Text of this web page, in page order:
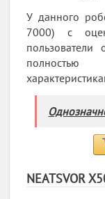
У данного
7000) с
пользователи
полностью
NEATSVOR